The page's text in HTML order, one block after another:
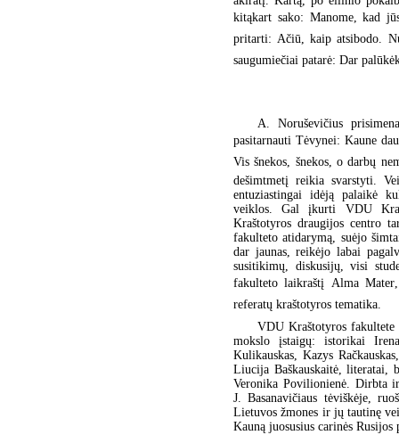
kitąkart sako: Manome, kad
pritarti: Ačiū, kaip atsibodo.
saugumiečiai patarė: Dar
A. Noruševičius
pasitarnauti Tėvynei: Kaune
Vis šnekos, šnekos, o darbų
dešimtmetį reikia svarstyti.
entuziastingai idėją palaikė
veiklos. Gal įkurti VDU
Kraštotyros draugijos centro
fakulteto atidarymą, suėjo
dar jaunas, reikėjo labai
susitikimų, diskusijų, visi
fakulteto laikraštį Alma
referatų kraštotyros tematika.
VDU Kraštotyros
mokslo įstaigų: istorikai
Kulikauskas, Kazys
Liucija Baškauskaitė,
Veronika Povilionienė. Dirbta
J. Basanavičiaus tėviškėje,
Lietuvos žmones ir jų tautinę
Kauną juosusius carinės